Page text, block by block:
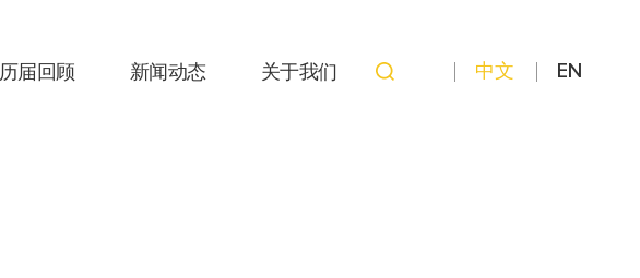
历届回顾 新闻动态 关于我们 中文 EN